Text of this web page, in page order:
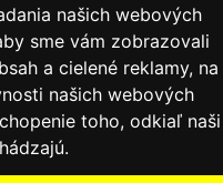
našich webových
sme vám zobrazovali
a cielené reklamy, na
našich webových
toho, odkiaľ naši
SA DO ZÁKAZNÍCKEJ ZÓNY
obchodné podmienky
údajov